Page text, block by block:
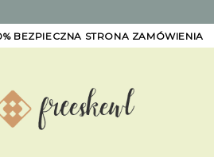
BEZPIECZNA STRONA ZAMÓWIENIA